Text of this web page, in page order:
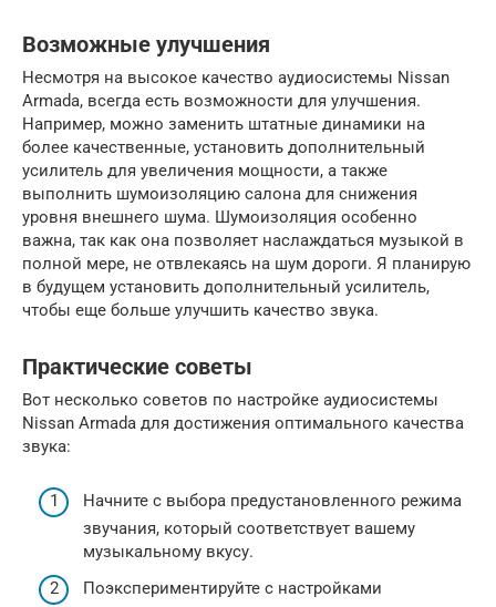
Возможные улучшения
Несмотря на высокое качество аудиосистемы Nissan
Armada, всегда есть возможности для улучшения.
Например, можно заменить штатные динамики на
более качественные, установить дополнительный
усилитель для увеличения мощности, а также
выполнить шумоизоляцию салона для снижения
уровня внешнего шума. Шумоизоляция особенно
важна, так как она позволяет наслаждаться музыкой в
полной мере, не отвлекаясь на шум дороги. Я планирую
в будущем установить дополнительный усилитель,
чтобы еще больше улучшить качество звука.
Практические советы
Вот несколько советов по настройке аудиосистемы
Nissan Armada для достижения оптимального качества
звука:
Начните с выбора предустановленного режима
звучания, который соответствует вашему
музыкальному вкусу.
Поэкспериментируйте с настройками